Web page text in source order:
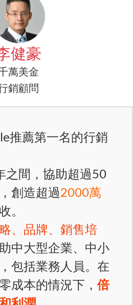
健豪
萬美金
銷顧問
推薦第一名的行銷
之間，協助超過50
創造超過2000萬
。
、品牌、銷售培
助中大型企業、中小
包括業務人員。在
成本的情況下，倍